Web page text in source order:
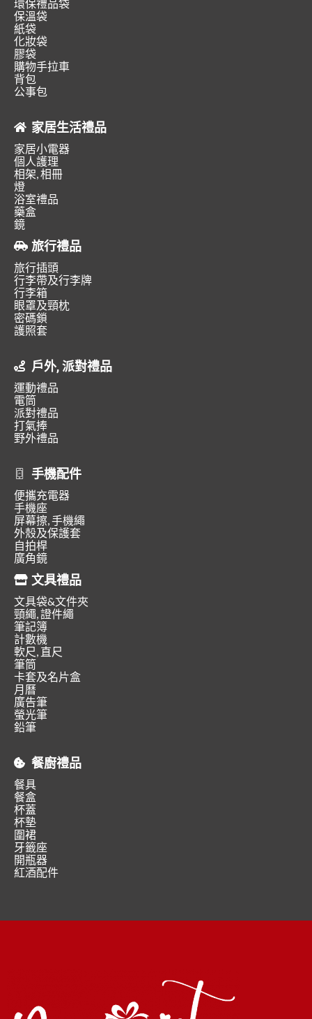
環保禮品袋
保溫袋
紙袋
化妝袋
膠袋
購物手拉車
背包
公事包
家居生活禮品
家居小電器
個人護理
相架, 相冊
燈
浴室禮品
藥盒
鏡
旅行禮品
旅行插頭
行李帶及行李牌
行李箱
眼罩及頸枕
密碼鎖
護照套
戶外, 派對禮品
運動禮品
電筒
派對禮品
打氣捧
野外禮品
手機配件
便攜充電器
手機座
屏幕擦, 手機繩
外殼及保護套
自拍桿
廣角鏡
文具禮品
文具袋&文件夾
頸繩, 證件繩
筆記簿
計數機
軟尺, 直尺
筆筒
卡套及名片盒
月曆
廣告筆
螢光筆
鉛筆
餐廚禮品
餐具
餐盒
杯蓋
杯墊
圍裙
牙籤座
開瓶器
紅酒配件